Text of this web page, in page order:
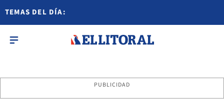
TEMAS DEL DÍA:
PUBLICIDAD